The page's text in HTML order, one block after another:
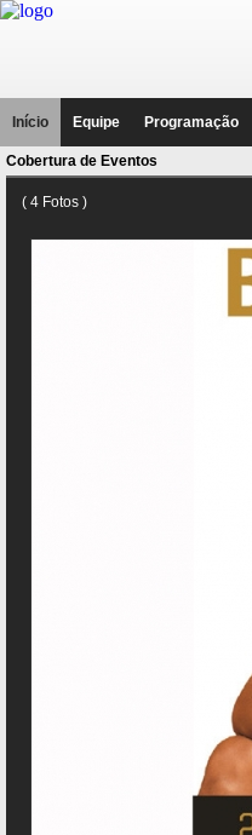
Início Equipe Programação
Cobertura de Eventos
( 4 Fotos )